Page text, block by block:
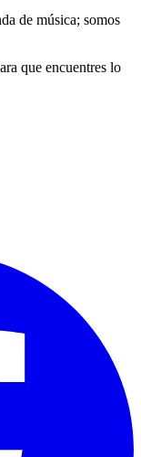
de música; somos
que encuentres lo